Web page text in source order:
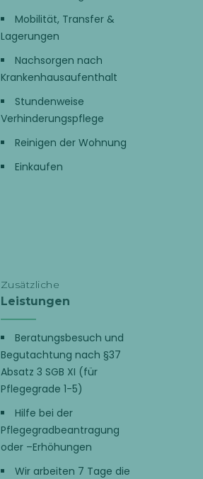
Mobilität, Transfer &
Lagerungen
Nachsorgen nach
Krankenhausaufenthalt
Stundenweise
Verhinderungspflege
Reinigen der Wohnung
Einkaufen
Zusätzliche
Leistungen
Beratungsbesuch und
Begutachtung nach §37
Absatz 3 SGB XI (für
Pflegegrade 1-5)
Hilfe bei der
Pflegegradbeantragung
oder –Erhöhungen
Wir arbeiten 7 Tage die